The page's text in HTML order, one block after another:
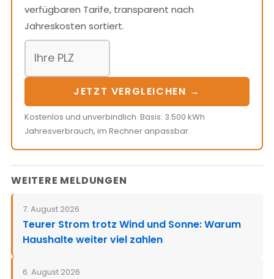
verfügbaren Tarife, transparent nach
Jahreskosten sortiert.
JETZT VERGLEICHEN →
Kostenlos und unverbindlich. Basis: 3.500 kWh
Jahresverbrauch, im Rechner anpassbar.
WEITERE MELDUNGEN
7. August 2026
Teurer Strom trotz Wind und Sonne: Warum
Haushalte weiter viel zahlen
6. August 2026